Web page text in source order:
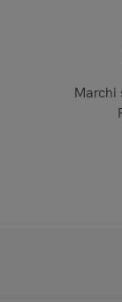
Marchi